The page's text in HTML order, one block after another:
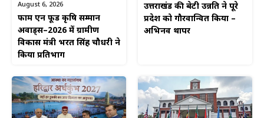
August 6, 2026
फार्म एन फूड कृषि सम्मान
अवार्ड्स–2026 में ग्रामीण
विकास मंत्री भरत सिंह चौधरी ने
किया प्रतिभाग
उत्तराखंड की बेटी उन्नति ने पूरे
प्रदेश को गौरवान्वित किया –
अभिनव थापर